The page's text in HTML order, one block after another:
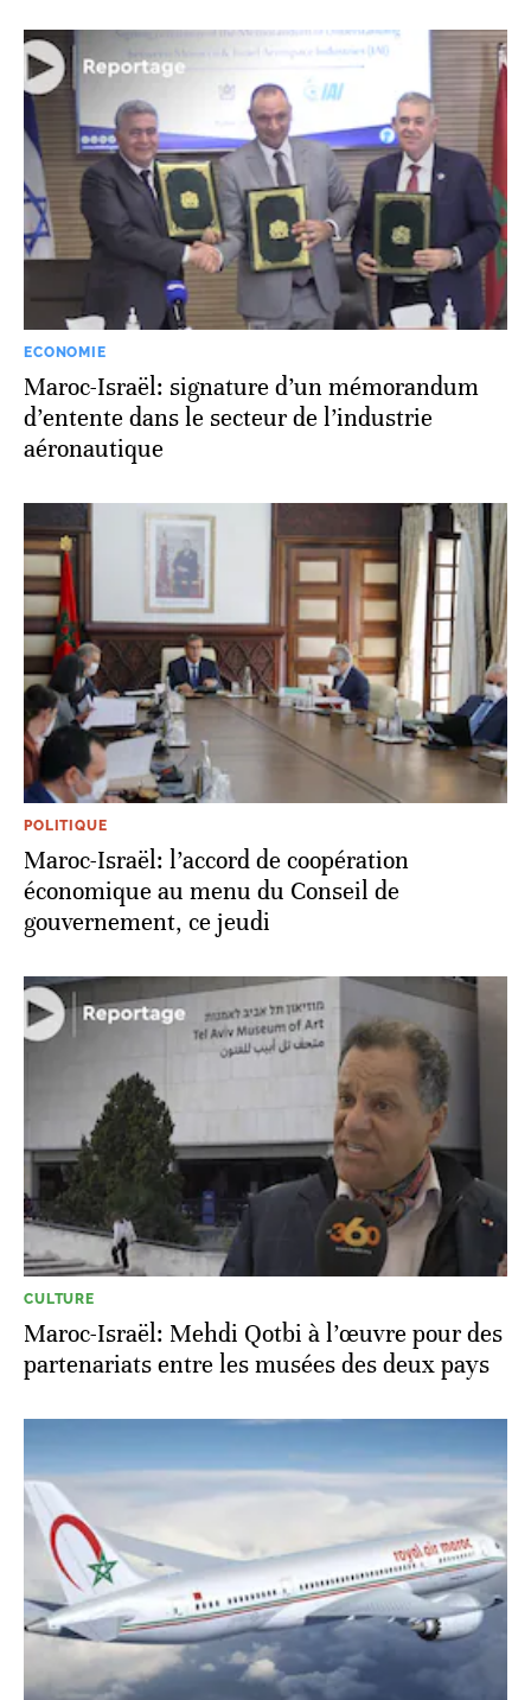
ECONOMIE
Maroc-Israël: signature d’un mémorandum
d’entente dans le secteur de l’industrie
aéronautique
POLITIQUE
Maroc-Israël: l’accord de coopération
économique au menu du Conseil de
gouvernement, ce jeudi
CULTURE
Maroc-Israël: Mehdi Qotbi à l’œuvre pour des
partenariats entre les musées des deux pays